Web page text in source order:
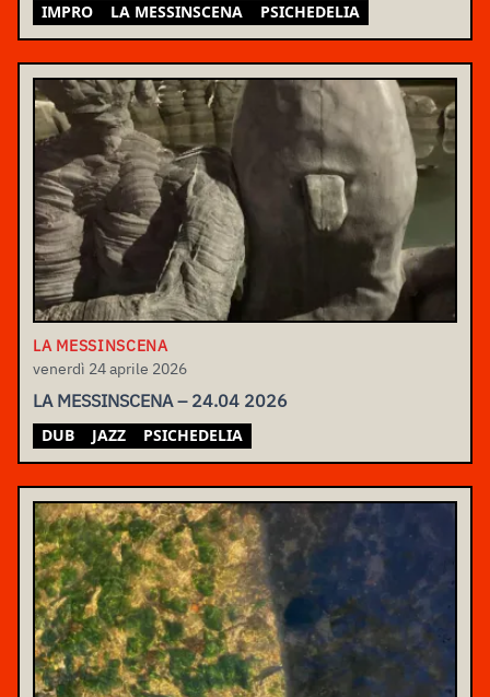
IMPRO LA MESSINSCENA PSICHEDELIA
LA MESSINSCENA
venerdì 24 aprile 2026
LA MESSINSCENA – 24.04 2026
DUB JAZZ PSICHEDELIA